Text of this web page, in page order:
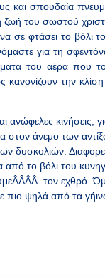
και σπουδαία
ζωή του σωστού
σε φτάσει το βόλι
για τη
του αέρα που
κανονίζουν την
κινήσεις,
στον άνεμο των
δυσκολιών.
το βόλι του
τον εχθρό.
πιο ψηλά από τα